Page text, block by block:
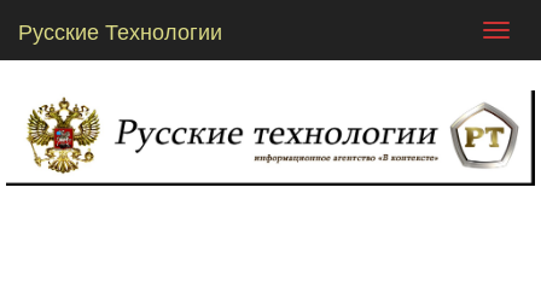
Русские Технологии